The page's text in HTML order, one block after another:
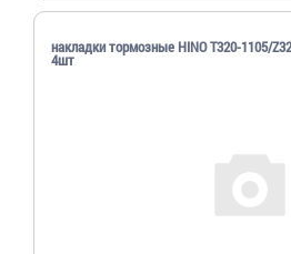
накладки тормозные HINO T320-1105/
4шт